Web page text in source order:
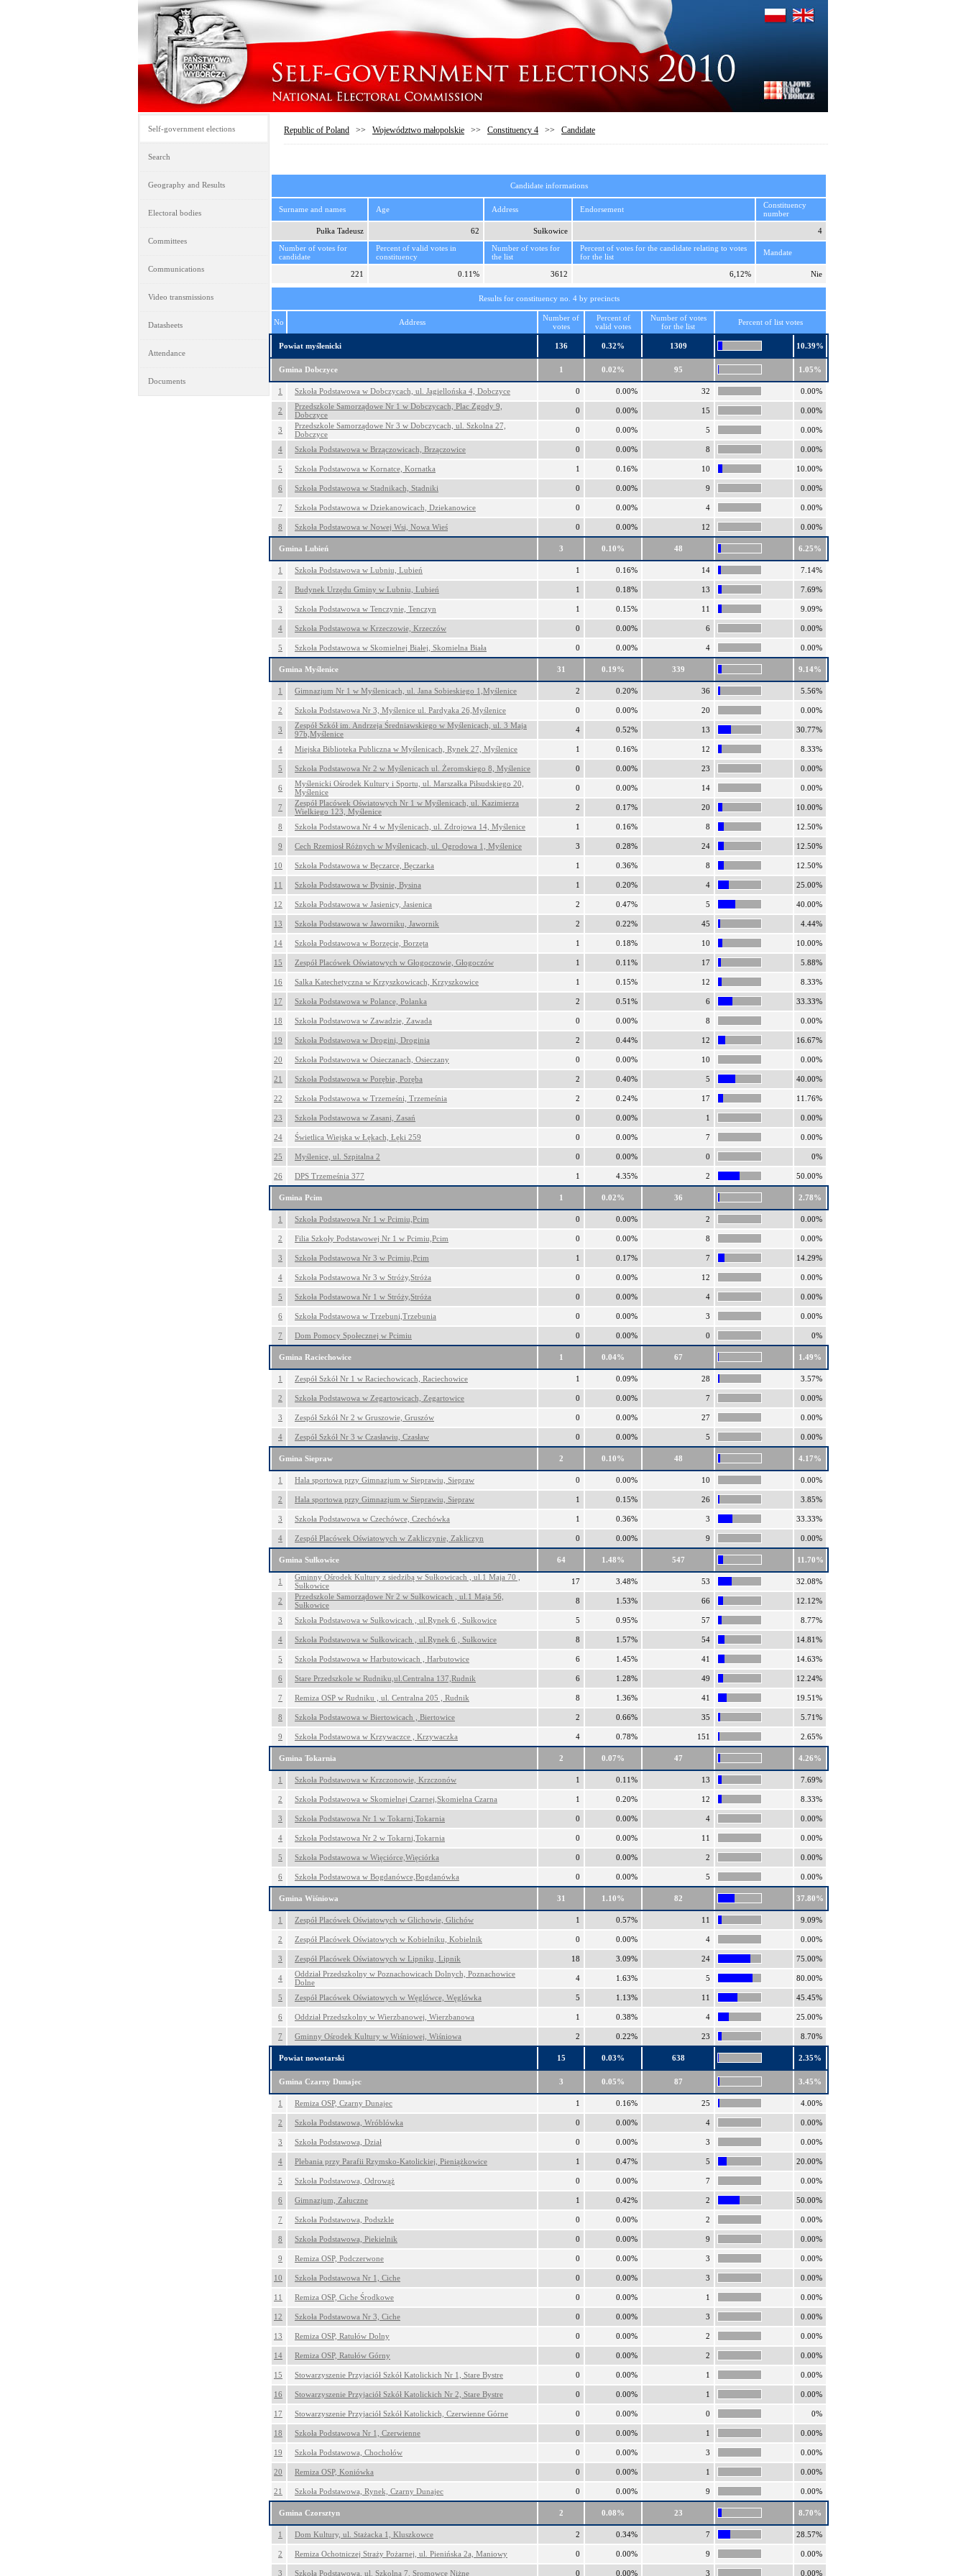
Self-government elections
Search
Geography and Results
Electoral bodies
Committees
Communications
Video transmissions
Datasheets
Attendance
Documents
Republic of Poland >> Województwo małopolskie >> Constituency 4 >> Candidate
Candidate informations
Surname and names Age Address Endorsement
Constituency
number
Pułka Tadeusz
62 Sułkowice
4
Number of votes for
candidate
Percent of valid votes in
constituency
Number of votes for
the list
Percent of votes for the candidate relating to votes
for the list
Mandate
221 0.11% 3612 6,12% Nie
Results for constituency no. 4 by precincts
No Address
Number of
votes
Percent of
valid votes
Number of votes
for the list
Percent of list votes
Powiat myślenicki 136 0.32% 1309 10.39%
Gmina Dobczyce 1 0.02% 95 1.05%
1 Szkoła Podstawowa w Dobczycach, ul. Jagiellońska 4, Dobczyce 0 0.00% 32 0.00%
2
Przedszkole Samorządowe Nr 1 w Dobczycach, Plac Zgody 9,
Dobczyce
0 0.00% 15 0.00%
3
Przedszkole Samorządowe Nr 3 w Dobczycach, ul. Szkolna 27,
Dobczyce
0 0.00% 5 0.00%
4 Szkoła Podstawowa w Brzączowicach, Brzączowice 0 0.00% 8 0.00%
5 Szkoła Podstawowa w Kornatce, Kornatka 1 0.16% 10 10.00%
6 Szkoła Podstawowa w Stadnikach, Stadniki 0 0.00% 9 0.00%
7 Szkoła Podstawowa w Dziekanowicach, Dziekanowice 0 0.00% 4 0.00%
8 Szkoła Podstawowa w Nowej Wsi, Nowa Wieś 0 0.00% 12 0.00%
Gmina Lubień 3 0.10% 48 6.25%
1 Szkoła Podstawowa w Lubniu, Lubień 1 0.16% 14 7.14%
2 Budynek Urzędu Gminy w Lubniu, Lubień 1 0.18% 13 7.69%
3 Szkoła Podstawowa w Tenczynie, Tenczyn 1 0.15% 11 9.09%
4 Szkoła Podstawowa w Krzeczowie, Krzeczów 0 0.00% 6 0.00%
5 Szkoła Podstawowa w Skomielnej Białej, Skomielna Biała 0 0.00% 4 0.00%
Gmina Myślenice 31 0.19% 339 9.14%
1 Gimnazjum Nr 1 w Myślenicach, ul. Jana Sobieskiego 1,Myślenice 2 0.20% 36 5.56%
2 Szkoła Podstawowa Nr 3, Myślenice ul. Pardyaka 26,Myślenice 0 0.00% 20 0.00%
3
Zespół Szkół im. Andrzeja Średniawskiego w Myślenicach, ul. 3 Maja
97b,Myślenice
4 0.52% 13 30.77%
4 Miejska Biblioteka Publiczna w Myślenicach, Rynek 27, Myślenice 1 0.16% 12 8.33%
5 Szkoła Podstawowa Nr 2 w Myślenicach ul. Żeromskiego 8, Myślenice 0 0.00% 23 0.00%
6
Myślenicki Ośrodek Kultury i Sportu, ul. Marszałka Piłsudskiego 20,
Myślenice
0 0.00% 14 0.00%
7
Zespół Placówek Oświatowych Nr 1 w Myślenicach, ul. Kazimierza
Wielkiego 123, Myślenice
2 0.17% 20 10.00%
8 Szkoła Podstawowa Nr 4 w Myślenicach, ul. Zdrojowa 14, Myślenice 1 0.16% 8 12.50%
9 Cech Rzemiosł Różnych w Myślenicach, ul. Ogrodowa 1, Myślenice 3 0.28% 24 12.50%
10 Szkoła Podstawowa w Bęczarce, Bęczarka 1 0.36% 8 12.50%
11 Szkoła Podstawowa w Bysinie, Bysina 1 0.20% 4 25.00%
12 Szkoła Podstawowa w Jasienicy, Jasienica 2 0.47% 5 40.00%
13 Szkoła Podstawowa w Jaworniku, Jawornik 2 0.22% 45 4.44%
14 Szkoła Podstawowa w Borzęcie, Borzęta 1 0.18% 10 10.00%
15 Zespół Placówek Oświatowych w Głogoczowie, Głogoczów 1 0.11% 17 5.88%
16 Salka Katechetyczna w Krzyszkowicach, Krzyszkowice 1 0.15% 12 8.33%
17 Szkoła Podstawowa w Polance, Polanka 2 0.51% 6 33.33%
18 Szkoła Podstawowa w Zawadzie, Zawada 0 0.00% 8 0.00%
19 Szkoła Podstawowa w Drogini, Droginia 2 0.44% 12 16.67%
20 Szkoła Podstawowa w Osieczanach, Osieczany 0 0.00% 10 0.00%
21 Szkoła Podstawowa w Porębie, Poręba 2 0.40% 5 40.00%
22 Szkoła Podstawowa w Trzemeśni, Trzemeśnia 2 0.24% 17 11.76%
23 Szkoła Podstawowa w Zasani, Zasań 0 0.00% 1 0.00%
24 Świetlica Wiejska w Łękach, Łęki 259 0 0.00% 7 0.00%
25 Myślenice, ul. Szpitalna 2 0 0.00% 0 0%
26 DPS Trzemeśnia 377 1 4.35% 2 50.00%
Gmina Pcim 1 0.02% 36 2.78%
1 Szkoła Podstawowa Nr 1 w Pcimiu,Pcim 0 0.00% 2 0.00%
2 Filia Szkoły Podstawowej Nr 1 w Pcimiu,Pcim 0 0.00% 8 0.00%
3 Szkoła Podstawowa Nr 3 w Pcimiu,Pcim 1 0.17% 7 14.29%
4 Szkoła Podstawowa Nr 3 w Stróży,Stróża 0 0.00% 12 0.00%
5 Szkoła Podstawowa Nr 1 w Stróży,Stróża 0 0.00% 4 0.00%
6 Szkoła Podstawowa w Trzebuni,Trzebunia 0 0.00% 3 0.00%
7 Dom Pomocy Społecznej w Pcimiu 0 0.00% 0 0%
Gmina Raciechowice 1 0.04% 67 1.49%
1 Zespół Szkół Nr 1 w Raciechowicach, Raciechowice 1 0.09% 28 3.57%
2 Szkoła Podstawowa w Zegartowicach, Zegartowice 0 0.00% 7 0.00%
3 Zespół Szkół Nr 2 w Gruszowie, Gruszów 0 0.00% 27 0.00%
4 Zespół Szkół Nr 3 w Czasławiu, Czasław 0 0.00% 5 0.00%
Gmina Siepraw 2 0.10% 48 4.17%
1 Hala sportowa przy Gimnazjum w Sieprawiu, Siepraw 0 0.00% 10 0.00%
2 Hala sportowa przy Gimnazjum w Sieprawiu, Siepraw 1 0.15% 26 3.85%
3 Szkoła Podstawowa w Czechówce, Czechówka 1 0.36% 3 33.33%
4 Zespół Placówek Oświatowych w Zakliczynie, Zakliczyn 0 0.00% 9 0.00%
Gmina Sułkowice 64 1.48% 547 11.70%
1
Gminny Ośrodek Kultury z siedzibą w Sułkowicach , ul.1 Maja 70 ,
Sułkowice
17 3.48% 53 32.08%
2
Przedszkole Samorządowe Nr 2 w Sułkowicach , ul.1 Maja 56,
Sułkowice
8 1.53% 66 12.12%
3 Szkoła Podstawowa w Sułkowicach , ul.Rynek 6 , Sułkowice 5 0.95% 57 8.77%
4 Szkoła Podstawowa w Sułkowicach , ul.Rynek 6 , Sułkowice 8 1.57% 54 14.81%
5 Szkoła Podstawowa w Harbutowicach , Harbutowice 6 1.45% 41 14.63%
6 Stare Przedszkole w Rudniku,ul.Centralna 137,Rudnik 6 1.28% 49 12.24%
7 Remiza OSP w Rudniku , ul. Centralna 205 , Rudnik 8 1.36% 41 19.51%
8 Szkoła Podstawowa w Biertowicach , Biertowice 2 0.66% 35 5.71%
9 Szkoła Podstawowa w Krzywaczce , Krzywaczka 4 0.78% 151 2.65%
Gmina Tokarnia 2 0.07% 47 4.26%
1 Szkoła Podstawowa w Krzczonowie, Krzczonów 1 0.11% 13 7.69%
2 Szkoła Podstawowa w Skomielnej Czarnej,Skomielna Czarna 1 0.20% 12 8.33%
3 Szkoła Podstawowa Nr 1 w Tokarni,Tokarnia 0 0.00% 4 0.00%
4 Szkoła Podstawowa Nr 2 w Tokarni,Tokarnia 0 0.00% 11 0.00%
5 Szkoła Podstawowa w Więciórce,Więciórka 0 0.00% 2 0.00%
6 Szkoła Podstawowa w Bogdanówce,Bogdanówka 0 0.00% 5 0.00%
Gmina Wiśniowa 31 1.10% 82 37.80%
1 Zespół Placówek Oświatowych w Glichowie, Glichów 1 0.57% 11 9.09%
2 Zespół Placówek Oświatowych w Kobielniku, Kobielnik 0 0.00% 4 0.00%
3 Zespół Placówek Oświatowych w Lipniku, Lipnik 18 3.09% 24 75.00%
4
Oddział Przedszkolny w Poznachowicach Dolnych, Poznachowice
Dolne
4 1.63% 5 80.00%
5 Zespół Placówek Oświatowych w Węglówce, Węglówka 5 1.13% 11 45.45%
6 Oddział Przedszkolny w Wierzbanowej, Wierzbanowa 1 0.38% 4 25.00%
7 Gminny Ośrodek Kultury w Wiśniowej, Wiśniowa 2 0.22% 23 8.70%
Powiat nowotarski 15 0.03% 638 2.35%
Gmina Czarny Dunajec 3 0.05% 87 3.45%
1 Remiza OSP, Czarny Dunajec 1 0.16% 25 4.00%
2 Szkoła Podstawowa, Wróblówka 0 0.00% 4 0.00%
3 Szkoła Podstawowa, Dział 0 0.00% 3 0.00%
4 Plebania przy Parafii Rzymsko-Katolickiej, Pieniążkowice 1 0.47% 5 20.00%
5 Szkoła Podstawowa, Odrowąż 0 0.00% 7 0.00%
6 Gimnazjum, Załuczne 1 0.42% 2 50.00%
7 Szkoła Podstawowa, Podszkle 0 0.00% 2 0.00%
8 Szkoła Podstawowa, Piekielnik 0 0.00% 9 0.00%
9 Remiza OSP, Podczerwone 0 0.00% 3 0.00%
10 Szkoła Podstawowa Nr 1, Ciche 0 0.00% 3 0.00%
11 Remiza OSP, Ciche Środkowe 0 0.00% 1 0.00%
12 Szkoła Podstawowa Nr 3, Ciche 0 0.00% 3 0.00%
13 Remiza OSP, Ratułów Dolny 0 0.00% 2 0.00%
14 Remiza OSP, Ratułów Górny 0 0.00% 2 0.00%
15 Stowarzyszenie Przyjaciół Szkół Katolickich Nr 1, Stare Bystre 0 0.00% 1 0.00%
16 Stowarzyszenie Przyjaciół Szkół Katolickich Nr 2, Stare Bystre 0 0.00% 1 0.00%
17 Stowarzyszenie Przyjaciół Szkół Katolickich, Czerwienne Górne 0 0.00% 0 0%
18 Szkoła Podstawowa Nr 1, Czerwienne 0 0.00% 1 0.00%
19 Szkoła Podstawowa, Chochołów 0 0.00% 3 0.00%
20 Remiza OSP, Koniówka 0 0.00% 1 0.00%
21 Szkoła Podstawowa, Rynek, Czarny Dunajec 0 0.00% 9 0.00%
Gmina Czorsztyn 2 0.08% 23 8.70%
1 Dom Kultury, ul. Stażacka 1, Kluszkowce 2 0.34% 7 28.57%
2 Remiza Ochotniczej Straży Pożarnej, ul. Pienińska 2a, Maniowy 0 0.00% 9 0.00%
3 Szkoła Podstawowa, ul. Szkolna 7, Sromowce Niżne 0 0.00% 3 0.00%